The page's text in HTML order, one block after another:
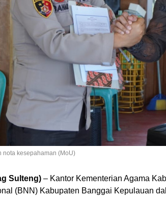
nota kesepahaman (MoU)
Sulteng) – Kantor Kementerian Agama
(BNN) Kabupaten Banggai Kepulauan